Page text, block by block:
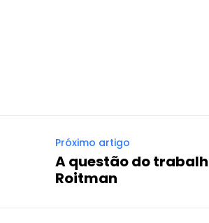
Próximo artigo
A questão do
Roitman